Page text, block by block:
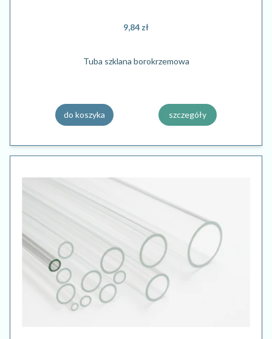
9,84 zł
Tuba szklana borokrzemowa
do koszyka szczegóły